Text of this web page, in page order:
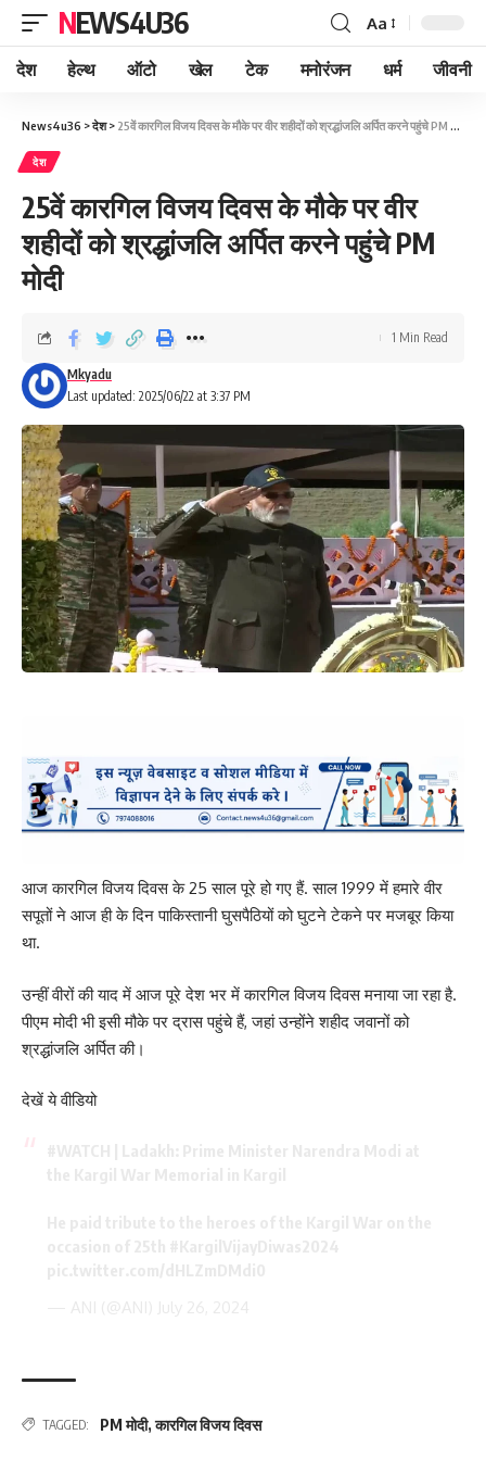
NEWS4U36 Aa
देश हेल्थ ऑटो खेल टेक मनोरंजन धर्म जीवनी
News4u36 >देश> 25वें कारगिल विजय दिवस के मौके पर वीर शहीदों को श्रद्धांजलि अर्पित करने पहुंचे PM मोदी
देश
25वें कारगिल विजय दिवस के मौके पर वीर
शहीदों को श्रद्धांजलि अर्पित करने पहुंचे PM
मोदी
Last updated: 2025/06/22 at 3:37 PM
Mkyadu
1 Min Read
आज कारगिल विजय दिवस के 25 साल पूरे हो गए हैं. साल 1999 में हमारे वीर
सपूतों ने आज ही के दिन पाकिस्तानी घुसपैठियों को घुटने टेकने पर मजबूर किया
था.
उन्हीं वीरों की याद में आज पूरे देश भर में कारगिल विजय दिवस मनाया जा रहा है.
पीएम मोदी भी इसी मौके पर द्रास पहुंचे हैं, जहां उन्होंने शहीद जवानों को
श्रद्धांजलि अर्पित की।
देखें ये वीडियो
TAGGED: PM मोदी,कारगिल विजय दिवस